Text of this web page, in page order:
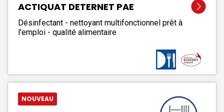
ACTIQUAT DETERNET PAE
Désinfectant - nettoyant multifonctionnel prêt à
l'emploi - qualité alimentaire
NOUVEAU